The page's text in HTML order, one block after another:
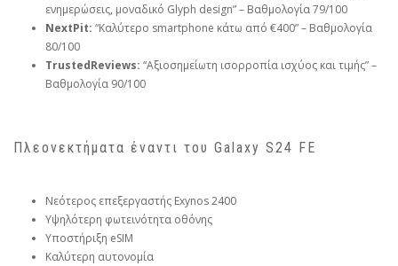
ενημερώσεις, μοναδικό Glyph design” – Βαθμολογία 79/100
NextPit: “Καλύτερο smartphone κάτω από €400” – Βαθμολογία
80/100
TrustedReviews: “Αξιοσημείωτη ισορροπία ισχύος και τιμής” –
Βαθμολογία 90/100
Πλεονεκτήματα έναντι του Galaxy S24 FE
Νεότερος επεξεργαστής Exynos 2400
Υψηλότερη φωτεινότητα οθόνης
Υποστήριξη eSIM
Καλύτερη αυτονομία